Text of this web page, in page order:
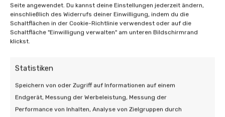
Seite angewendet. Du kannst deine Einstellungen jederzeit ändern,
einschließlich des Widerrufs deiner Einwilligung, indem du die
Schaltflächen in der Cookie-Richtlinie verwendest oder auf die
Schaltfläche "Einwilligung verwalten" am unteren Bildschirmrand
klickst.
Statistiken
Speichern von oder Zugriff auf Informationen auf einem
Endgerät, Messung der Werbeleistung, Messung der
Performance von Inhalten, Analyse von Zielgruppen durch
Auch interessant: